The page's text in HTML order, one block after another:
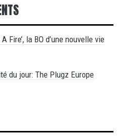
A Fire’, la BO d’une nouvelle vie
du jour: The Plugz Europe